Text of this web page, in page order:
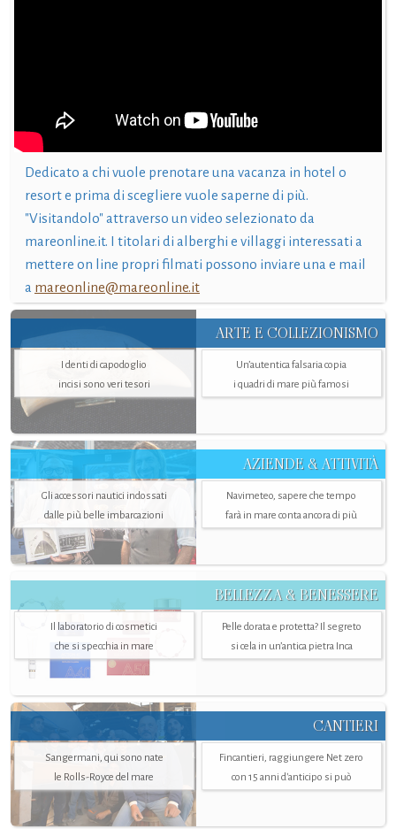
Dedicato a chi vuole prenotare una vacanza in hotel o
resort e prima di scegliere vuole saperne di più.
"Visitandolo" attraverso un video selezionato da
mareonline.it. I titolari di alberghi e villaggi interessati a
mettere on line propri filmati possono inviare una e mail
a mareonline@mareonline.it
ARTE E COLLEZIONISMO
I denti di capodoglio
incisi sono veri tesori
Un’autentica falsaria copia
i quadri di mare più famosi
AZIENDE & ATTIVITÀ
Gli accessori nautici indossati
dalle più belle imbarcazioni
Navimeteo, sapere che tempo
farà in mare conta ancora di più
BELLEZZA & BENESSERE
Il laboratorio di cosmetici
che si specchia in mare
Pelle dorata e protetta? Il segreto
si cela in un’antica pietra Inca
CANTIERI
Sangermani, qui sono nate
le Rolls-Royce del mare
Fincantieri, raggiungere Net zero
con 15 anni d'anticipo si può